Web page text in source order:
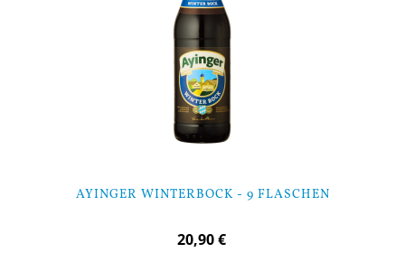
AYINGER WINTERBOCK - 9 FLASCHEN
20,90 €